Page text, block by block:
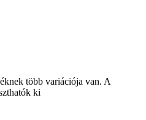
több variációja van. A
ki